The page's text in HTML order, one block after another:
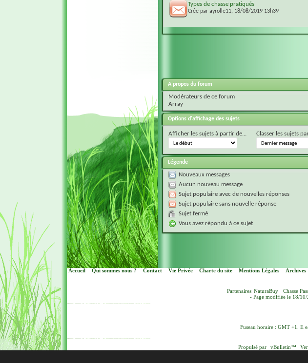
Types de chasse pratiqués
Crée par ayrolle11, 18/08/2019 13h39
A propos du forum
Modérateurs de ce forum
Array
Options d'affichage des sujets
Afficher les sujets à partir de... Classer les sujets
Légende
Nouveaux messages
Aucun nouveau message
Sujet populaire avec de nouvelles réponses
Sujet populaire sans nouvelle réponse
Sujet fermé
Vous avez répondu à ce sujet
Accueil Qui sommes nous ? Contact Vie Privée Charte du site Mentions Légales Archives
Partenaires NaturaBuy Chasse
- Page modifiée le 18/10/
Fuseau horaire : GMT +1. Il
Propulsé par vBulletin™